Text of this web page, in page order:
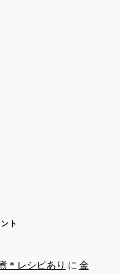
ト
＊レシピあり に 金